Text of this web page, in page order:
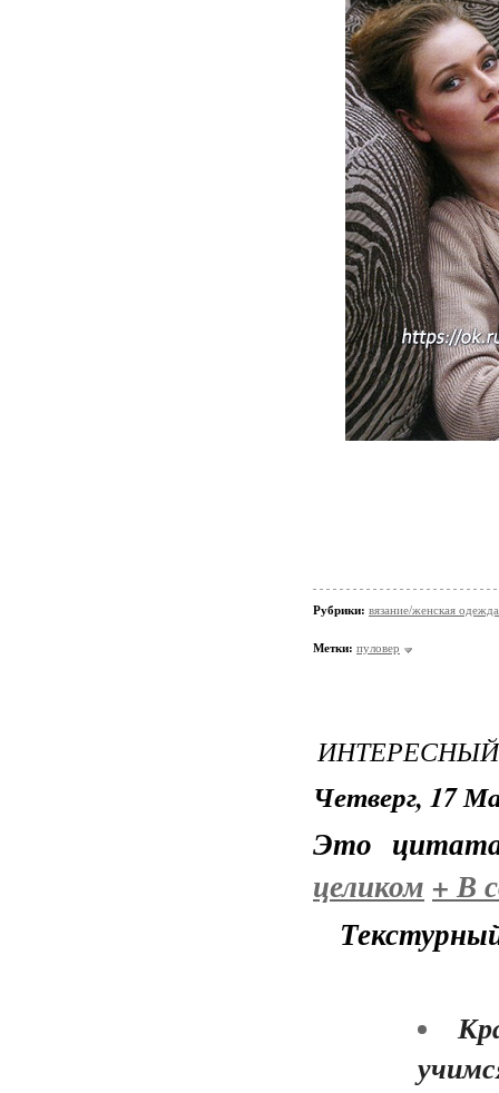
Рубрики: вязание/женская одежда
Метки: пуловер
Четверг, 17
Это
целиком +В